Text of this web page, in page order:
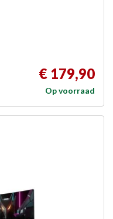
€ 179,90
Op voorraad